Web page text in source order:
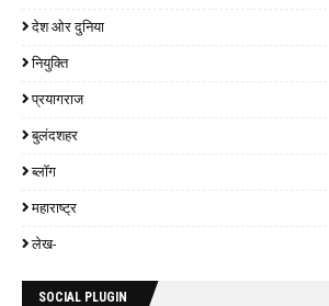
देश ओर दुनिया
नियुक्ति
प्रयागराज
बुलंदशहर
ब्लॉग
महाराष्ट्र
लेख-
SOCIAL PLUGIN